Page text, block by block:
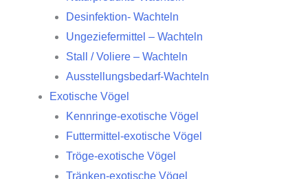
Desinfektion- Wachteln
Ungeziefermittel – Wachteln
Stall / Voliere – Wachteln
Ausstellungsbedarf-Wachteln
Exotische Vögel
Kennringe-exotische Vögel
Futtermittel-exotische Vögel
Tröge-exotische Vögel
Tränken-exotische Vögel